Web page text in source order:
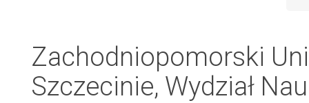
Zachodniopomorski
Szczecinie, Wydział